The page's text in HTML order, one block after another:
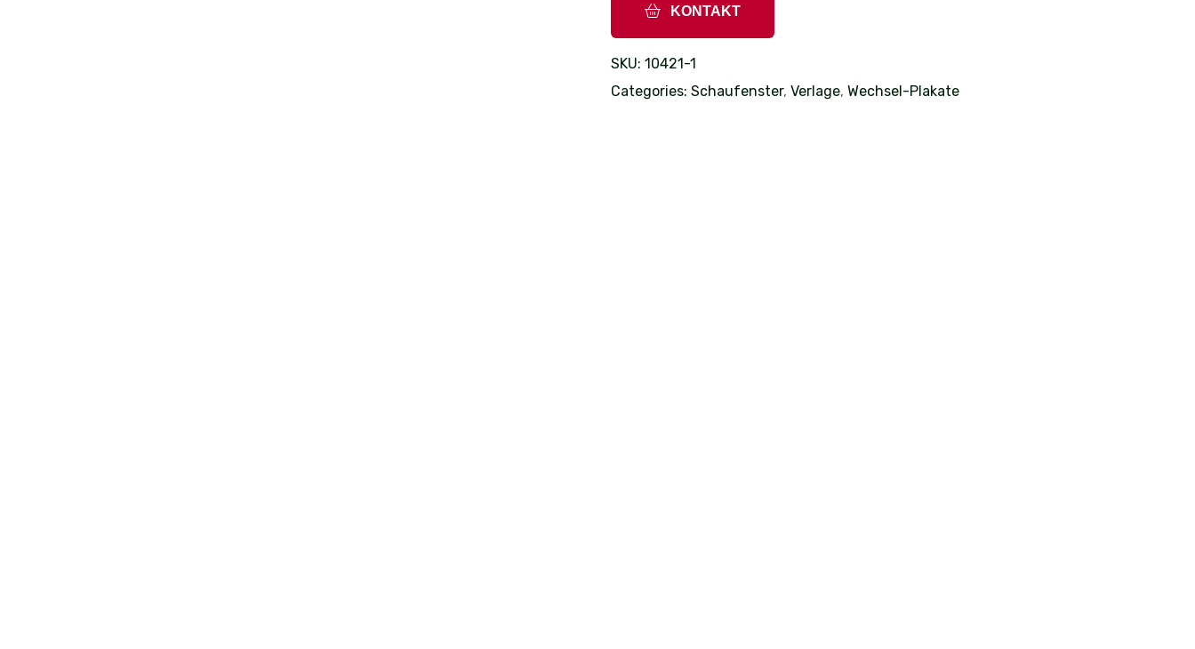
KONTAKT
SKU: 10421-1
Categories: Schaufenster, Verlage, Wechsel-Plakate